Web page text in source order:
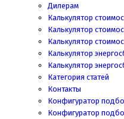
Дилерам
Калькулятор
Калькулятор
Калькулятор
Калькулятор
Калькулятор
Категория статей
Контакты
Конфигуратор
Конфигуратор